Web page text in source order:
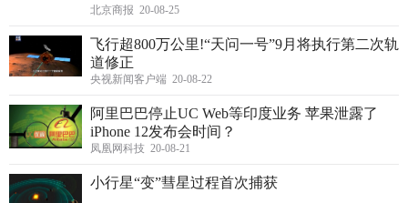
北京商报 20-08-25
飞行超800万公里!“天问一号”9月将执行第二次轨
道修正
央视新闻客户端 20-08-22
阿里巴巴停止UC Web等印度业务 苹果泄露了
iPhone 12发布会时间？
凤凰网科技 20-08-21
小行星“变”彗星过程首次捕获